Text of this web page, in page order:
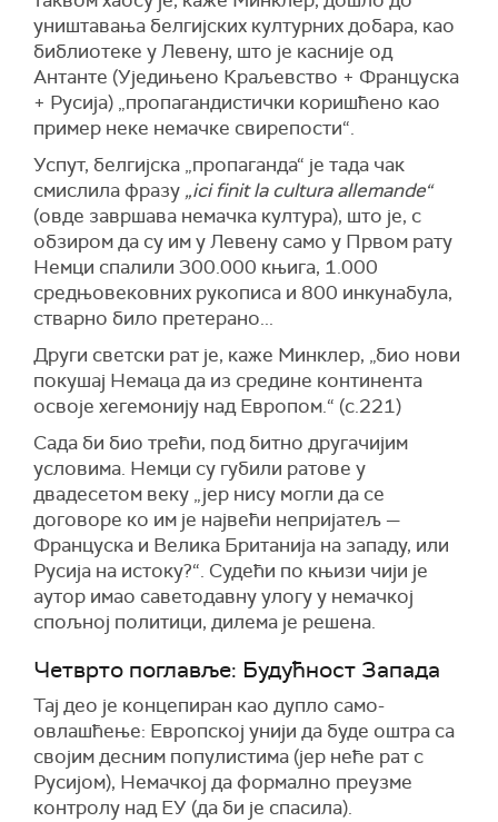
уништавања белгијских културних добара, као
библиотеке у Левену, што је касније од
Антанте (Уједињено Краљевство + Француска
+ Русија) „пропагандистички коришћено као
пример неке немачке свирепости“.
Успут, белгијска „пропаганда“ је тада чак
смислила фразу „ici finit la cultura allemande“
(овде завршава немачка култура), што је, с
обзиром да су им у Левену само у Првом рату
Немци спалили 300.000 књига, 1.000
средњовековних рукописа и 800 инкунабула,
стварно било претерано...
Други светски рат је, каже Минклер, „био нови
покушај Немаца да из средине континента
освоје хегемонију над Европом.“ (с.221)
Сада би био трећи, под битно другачијим
условима. Немци су губили ратове у
двадесетом веку „јер нису могли да се
договоре ко им је највећи непријатељ —
Француска и Велика Британија на западу, или
Русија на истоку?“. Судeћи по књизи чији је
аутор имао саветодавну улогу у немачкој
спољној политици, дилема је решена.
Четврто поглавље: Будућност Запада
Тај део је концепиран као дупло само-
овлашћење: Европској унији да буде оштра са
својим десним популистима (јер неће рат с
Русијом), Немачкој да формално преузме
контролу над ЕУ (да би је спасила).